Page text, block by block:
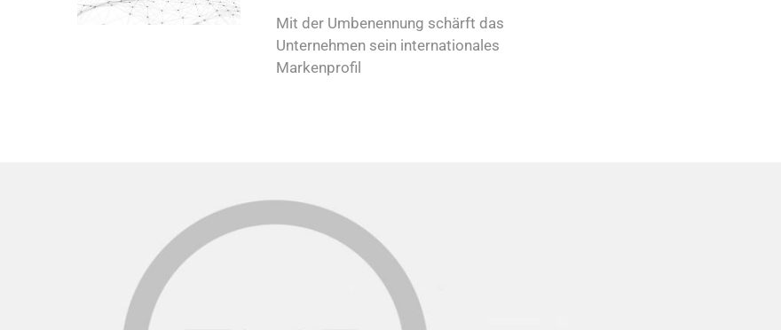
Mit der Umbenennung schärft das
Unternehmen sein internationales
Markenprofil